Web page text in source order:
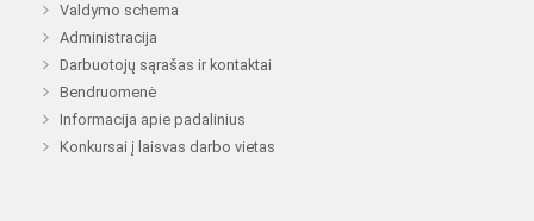
Valdymo schema
Administracija
Darbuotojų sąrašas ir kontaktai
Bendruomenė
Informacija apie padalinius
Konkursai į laisvas darbo vietas